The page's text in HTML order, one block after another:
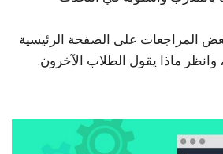
بعض المراجعات على الصفحة الرئيسية
، وانظر ماذا يقول الطلاب الآخرون.